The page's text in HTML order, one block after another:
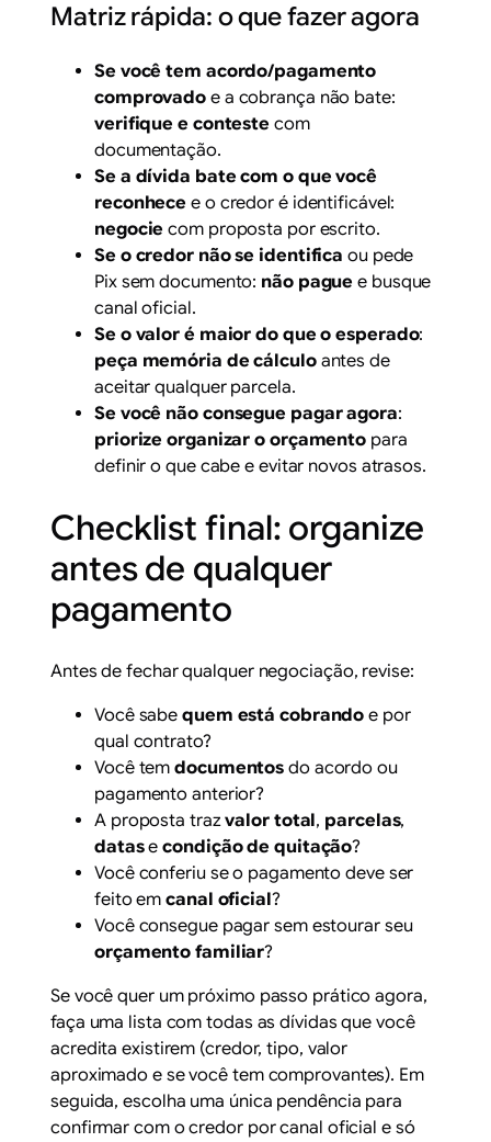
Matriz rápida: o que fazer agora
Se você tem acordo/pagamento
comprovado e a cobrança não bate:
verifique e conteste com
documentação.
Se a dívida bate com o que você
reconhece e o credor é identificável:
negocie com proposta por escrito.
Se o credor não se identifica ou pede
Pix sem documento: não pague e busque
canal oficial.
Se o valor é maior do que o esperado:
peça memória de cálculoantes de
aceitar qualquer parcela.
Se você não consegue pagar agora:
priorize organizar o orçamento para
definir o que cabe e evitar novos atrasos.
Checklist final: organize
antes de qualquer
pagamento
Antes de fechar qualquer negociação, revise:
Você sabequem está cobrando e por
qual contrato?
Você temdocumentos do acordo ou
pagamento anterior?
A proposta trazvalor total, parcelas,
datasecondição de quitação?
Você conferiu se o pagamento deve ser
feito emcanal oficial?
Você consegue pagar sem estourar seu
orçamento familiar?
Se você quer um próximo passo prático agora,
faça uma lista com todas as dívidas que você
acredita existirem (credor, tipo, valor
aproximado e se você tem comprovantes). Em
seguida, escolha uma única pendência para
confirmar com o credor por canal oficial e só